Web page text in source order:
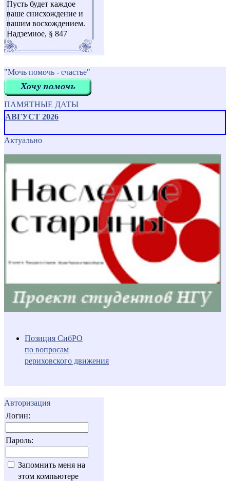
Пусть будет каждое
ваше снисхождение и
вашим восхождением.
Надземное, § 847
"Мочь помочь - счастье"
ПАМЯТНЫЕ ДАТЫ
АВГУСТ 2026
Актуально
Позиция СибРО
по вопросам
рериховского движения
Авторизация
Логин:
Пароль:
Запомнить меня на
этом компьютере